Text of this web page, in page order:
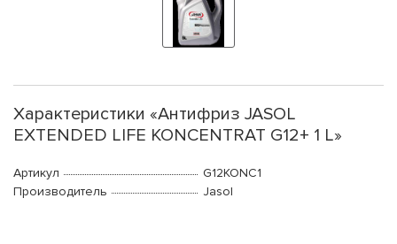
Характеристики «Антифриз JASOL
EXTENDED LIFE KONCENTRAT G12+ 1 L»
Артикул
G12KONC1
Производитель
Jasol